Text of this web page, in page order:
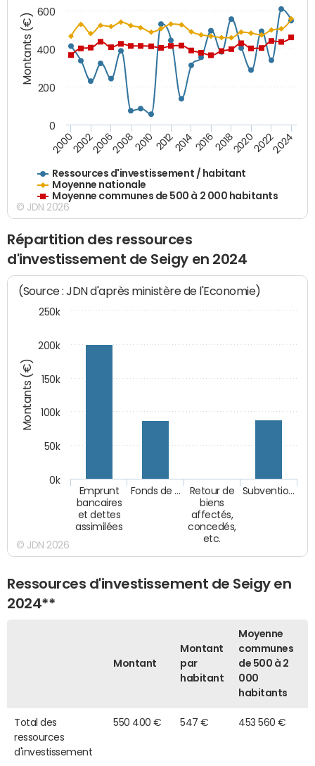
Montants (€)
Ressources d'investissement / habitant
Moyenne nationale
Moyenne communes de 500 à 2 000 habitants
20002002200620082010 2012201420162018202020222024
0
200
400
600
© JDN 2026
Répartition des ressources
d'investissement de Seigy en 2024
Montants (€)
(Source : JDN d'après ministère de l'Economie)
Emprunt
bancaires
et dettes
assimilées
Fonds de …
Retour de
biens
affectés,
concedés,
etc.
Subventio…
0k
50k
100k
150k
200k
250k
© JDN 2026
Ressources d'investissement de Seigy en
2024**
Montant
Montant
par
habitant
Moyenne
communes
de 500 à 2
000
habitants
Total des
ressources
d'investissement
550 400 € 547 € 453 560 €